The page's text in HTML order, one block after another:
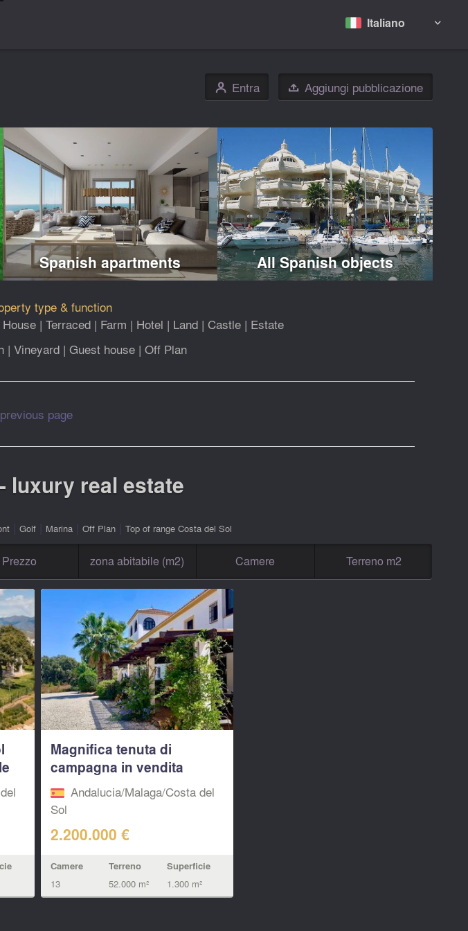
Italiano 
👤 Entra  Aggiungi pubblicazione
Spanish apartments All Spanish objects
type & function
| Terraced | Farm | Hotel | Land | Castle | Estate
| Vineyard| Guest house| Off Plan
page
luxury real estate
| Golf| Marina| Off Plan| Top of range Costa del Sol
Prezzo zona abitabile (m2) Camere Terreno m2
Magnifica tenuta di
campagna in vendita
MalagaAndalucia/Malaga/Costa del
Sol
2.200.000 €
Camere
13
Terreno
52.000 m²
Superficie
1.300 m²